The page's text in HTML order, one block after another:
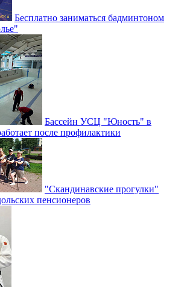
Бесплатно заниматься бадминтоном
Бассейн УСЦ "Юность" в
после профилактики
"Скандинавские прогулки"
пенсионеров